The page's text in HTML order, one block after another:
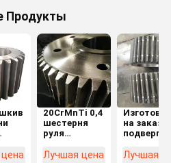
Продукты
20CrMnTi 0,4
шестерня
руля
шпоры зуба
Лучшая цена
на заказ
подвергая
Лучшая